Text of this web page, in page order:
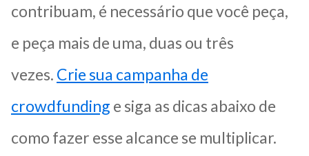
contribuam, é necessário que você peça,
e peça mais de uma, duas ou três
vezes. Crie sua campanha de
crowdfunding e siga as dicas abaixo de
como fazer esse alcance se multiplicar.